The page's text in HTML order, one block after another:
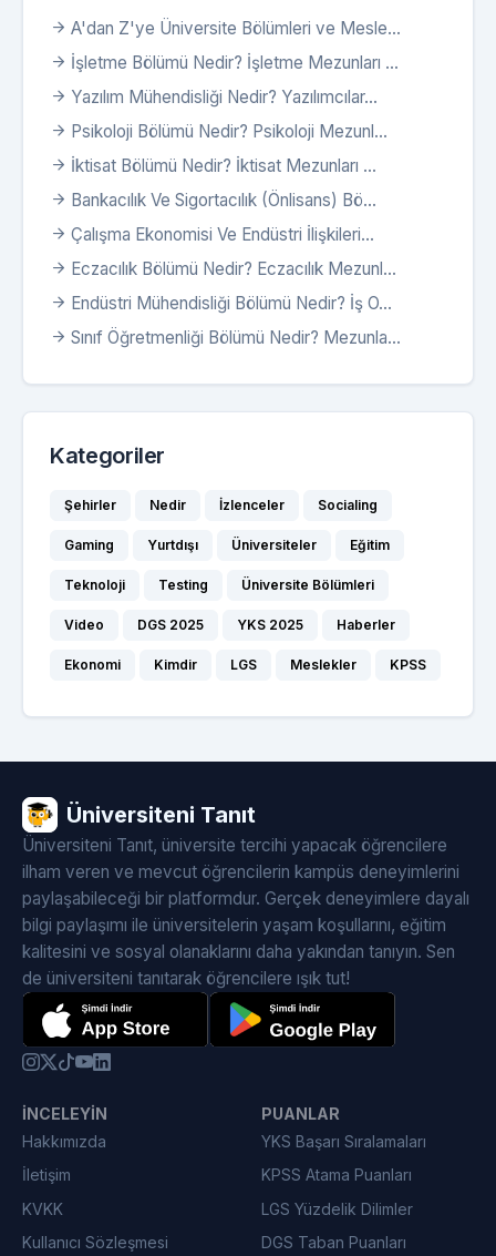
A'dan Z'ye Üniversite Bölümleri ve Mesle...
İşletme Bölümü Nedir? İşletme Mezunları ...
Yazılım Mühendisliği Nedir? Yazılımcılar...
Psikoloji Bölümü Nedir? Psikoloji Mezunl...
İktisat Bölümü Nedir? İktisat Mezunları ...
Bankacılık Ve Sigortacılık (Önlisans) Bö...
Çalışma Ekonomisi Ve Endüstri İlişkileri...
Eczacılık Bölümü Nedir? Eczacılık Mezunl...
Endüstri Mühendisliği Bölümü Nedir? İş O...
Sınıf Öğretmenliği Bölümü Nedir? Mezunla...
Kategoriler
Şehirler Nedir İzlenceler Socialing
Gaming Yurtdışı Üniversiteler Eğitim
Teknoloji Testing Üniversite Bölümleri
Video DGS 2025 YKS 2025 Haberler
Ekonomi Kimdir LGS Meslekler KPSS
Üniversiteni Tanıt
Üniversiteni Tanıt, üniversite tercihi yapacak öğrencilere
ilham veren ve mevcut öğrencilerin kampüs deneyimlerini
paylaşabileceği bir platformdur. Gerçek deneyimlere dayalı
bilgi paylaşımı ile üniversitelerin yaşam koşullarını, eğitim
kalitesini ve sosyal olanaklarını daha yakından tanıyın. Sen
de üniversiteni tanıtarak öğrencilere ışık tut!
İNCELEYIN
Hakkımızda
İletişim
KVKK
Kullanıcı Sözleşmesi
PUANLAR
YKS Başarı Sıralamaları
KPSS Atama Puanları
LGS Yüzdelik Dilimler
DGS Taban Puanları